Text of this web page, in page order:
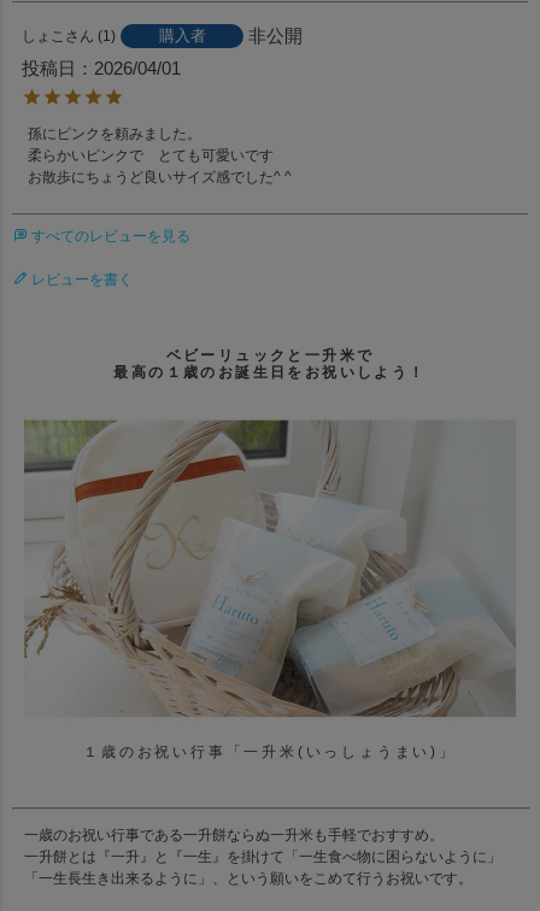
しょこ 1 購入者
非公開
投稿日
2026/04/01
孫にピンクを頼みました。
柔らかいピンクで　とても可愛いです
お散歩にちょうど良いサイズ感でした^ ^
すべてのレビューを見る
レビューを書く
ベビーリュックと一升米で
最高の１歳のお誕生日をお祝いしよう！
１歳のお祝い行事「一升米(いっしょうまい)」
一歳のお祝い行事である一升餅ならぬ一升米も手軽でおすすめ。
一升餅とは『一升』と『一生』を掛けて「一生食べ物に困らないように」
「一生長生き出来るように」、という願いをこめて行うお祝いです。